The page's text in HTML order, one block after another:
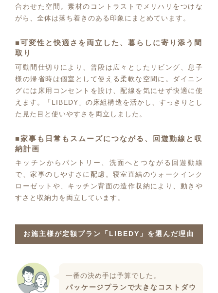
合わせた空間。素材のコントラストでメリハリをつけな
がら、全体は落ち着きのある印象にまとめています。
■可変性と快適さを両立した、暮らしに寄り添う間
取り
可動間仕切りにより、普段は広々としたリビング、息子
様の帰省時は個室として使える柔軟な空間に。ダイニン
グには床用コンセントを設け、配線を気にせず快適に使
えます。「LIBEDY」の床組構造を活かし、すっきりとし
た見た目と使いやすさを両立しました。
■家事も日常もスムーズにつながる、回遊動線と収
納計画
キッチンからパントリー、洗面へとつながる回遊動線
で、家事のしやすさに配慮。寝室直結のウォークインク
ローゼットや、キッチン背面の造作収納により、動きや
すさと収納力を両立しています。
お施主様が定額プラン「LIBEDY」を選んだ理由
一番の決め手は予算でした。
パッケージプランで大きなコストダウ